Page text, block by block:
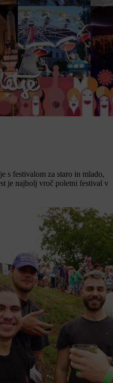
s festivalom za staro in mlado,
je najbolj vroč poletni festival v